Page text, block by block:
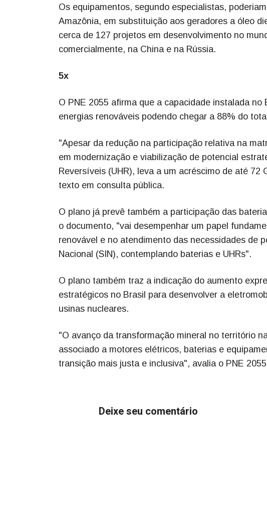
Os equipamentos, segundo especialistas,
Amazônia, em substituição aos geradores a óleo
cerca de 127 projetos em desenvolvimento no
comercialmente, na China e na Rússia.
5x
O PNE 2055 afirma que a capacidade instalada
energias renováveis podendo chegar a 88% do
"Apesar da redução na participação relativa na
em modernização e viabilização de potencial
Reversíveis (UHR), leva a um acréscimo de até
texto em consulta pública.
O plano já prevê também a participação das
o documento, "vai desempenhar um papel
renovável e no atendimento das necessidades de
Nacional (SIN), contemplando baterias e UHRs".
O plano também traz a indicação do aumento
estratégicos no Brasil para desenvolver a
usinas nucleares.
"O avanço da transformação mineral no território
associado a motores elétricos, baterias e
transição mais justa e inclusiva", avalia o PNE
Deixe seu comentário